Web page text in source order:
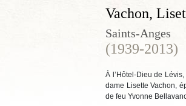
Vachon,
Saints-Anges
(1939-2013)
À l’Hôtel-Dieu de
dame Lisette Vachon,
de feu Yvonne